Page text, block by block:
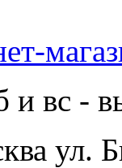
и вс -
ул.